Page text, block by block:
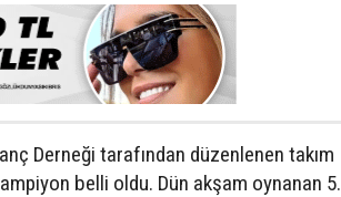
Derneği tarafından düzenlenen takım
belli oldu. Dün akşam oynanan 5.